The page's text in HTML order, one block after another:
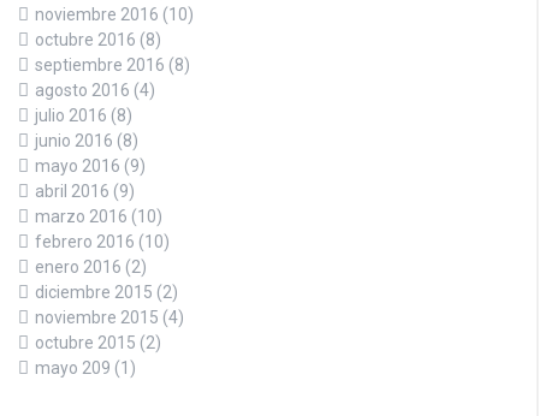
noviembre 2016 (10)
octubre 2016 (8)
septiembre 2016 (8)
agosto 2016 (4)
julio 2016 (8)
junio 2016 (8)
mayo 2016 (9)
abril 2016 (9)
marzo 2016 (10)
febrero 2016 (10)
enero 2016 (2)
diciembre 2015 (2)
noviembre 2015 (4)
octubre 2015 (2)
mayo 209 (1)